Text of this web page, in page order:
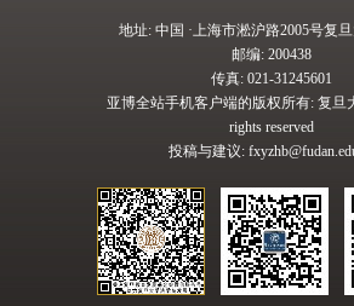
地址: 中国 ·上海市淞沪路2005号复
邮编: 200438
传真: 021-31245601
亚博全站手机客户端的版权所有: 复旦
rights reserved
投稿与建议: